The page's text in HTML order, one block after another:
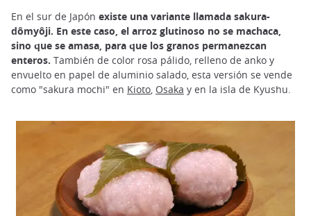
En el sur de Japón existe una variante llamada sakura-
dômyôji. En este caso, el arroz glutinoso no se machaca,
sino que se amasa, para que los granos permanezcan
enteros. También de color rosa pálido, relleno de anko y
envuelto en papel de aluminio salado, esta versión se vende
como "sakura mochi" en Kioto, Osaka y en la isla de Kyushu.